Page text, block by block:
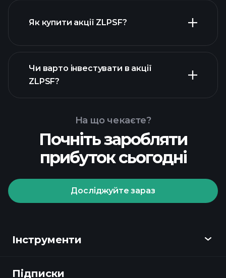
фінансових звітах ZLPSF
Як купити акції ZLPSF?
Playtrade Tournaments
рекомендованого
брокера
Чи варто інвестувати в акції
ZLPSF?
інтелекту
На що чекаєте?
Почніть заробляти
прибуток сьогодні
Досліджуйте зараз
Інструменти
Огляд
Підписки